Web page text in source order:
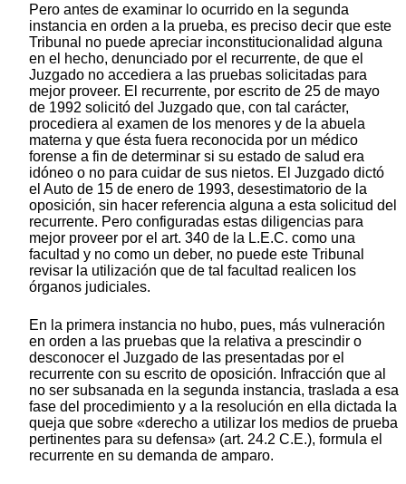
Pero antes de examinar lo ocurrido en la segunda
instancia en orden a la prueba, es preciso decir que este
Tribunal no puede apreciar inconstitucionalidad alguna
en el hecho, denunciado por el recurrente, de que el
Juzgado no accediera a las pruebas solicitadas para
mejor proveer. El recurrente, por escrito de 25 de mayo
de 1992 solicitó del Juzgado que, con tal carácter,
procediera al examen de los menores y de la abuela
materna y que ésta fuera reconocida por un médico
forense a fin de determinar si su estado de salud era
idóneo o no para cuidar de sus nietos. El Juzgado dictó
el Auto de 15 de enero de 1993, desestimatorio de la
oposición, sin hacer referencia alguna a esta solicitud del
recurrente. Pero configuradas estas diligencias para
mejor proveer por el art. 340 de la L.E.C. como una
facultad y no como un deber, no puede este Tribunal
revisar la utilización que de tal facultad realicen los
órganos judiciales.
En la primera instancia no hubo, pues, más vulneración
en orden a las pruebas que la relativa a prescindir o
desconocer el Juzgado de las presentadas por el
recurrente con su escrito de oposición. Infracción que al
no ser subsanada en la segunda instancia, traslada a esa
fase del procedimiento y a la resolución en ella dictada la
queja que sobre «derecho a utilizar los medios de prueba
pertinentes para su defensa» (art. 24.2 C.E.), formula el
recurrente en su demanda de amparo.